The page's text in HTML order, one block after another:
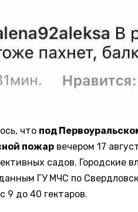
что под
пожар вечером 17
садов. Городские
ГУ МЧС по
9 до 40 гектаров.